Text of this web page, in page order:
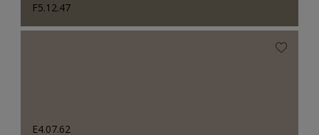
F5.12.47
E4.07.62